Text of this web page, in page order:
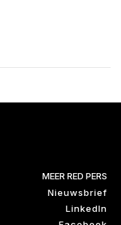
MEER RED PERS
Nieuwsbrief
LinkedIn